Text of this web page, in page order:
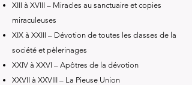
XIII à XVIII – Miracles au sanctuaire et copies
miraculeuses
XIX à XXIII – Dévotion de toutes les classes de la
société et pèlerinages
XXIV à XXVI – Apôtres de la dévotion
XXVII à XXVIII – La Pieuse Union